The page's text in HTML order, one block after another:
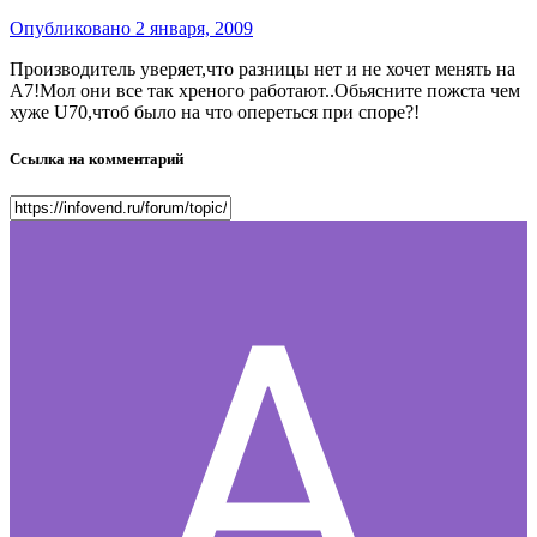
Опубликовано 2 января, 2009
Производитель уверяет,что разницы нет и не хочет менять на
А7!Мол они все так хреного работают..Обьясните пожста чем
хуже U70,чтоб было на что опереться при споре?!
Ссылка на комментарий